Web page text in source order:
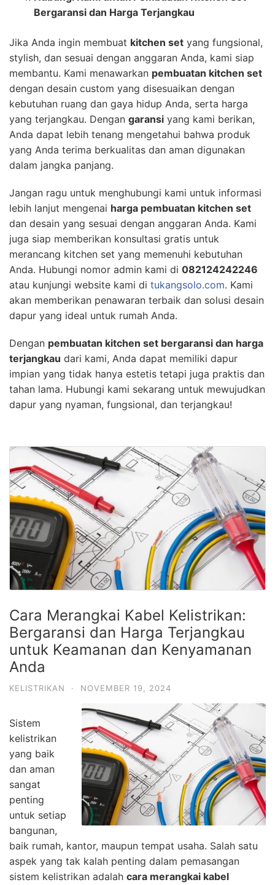
Bergaransi dan Harga Terjangkau
Jika Anda ingin membuat kitchen set yang fungsional,
stylish, dan sesuai dengan anggaran Anda, kami siap
membantu. Kami menawarkan pembuatan kitchen set
dengan desain custom yang disesuaikan dengan
kebutuhan ruang dan gaya hidup Anda, serta harga
yang terjangkau. Dengan garansi yang kami berikan,
Anda dapat lebih tenang mengetahui bahwa produk
yang Anda terima berkualitas dan aman digunakan
dalam jangka panjang.
Jangan ragu untuk menghubungi kami untuk informasi
lebih lanjut mengenai harga pembuatan kitchen set
dan desain yang sesuai dengan anggaran Anda. Kami
juga siap memberikan konsultasi gratis untuk
merancang kitchen set yang memenuhi kebutuhan
Anda. Hubungi nomor admin kami di 082124242246
atau kunjungi website kami di tukangsolo.com. Kami
akan memberikan penawaran terbaik dan solusi desain
dapur yang ideal untuk rumah Anda.
Dengan pembuatan kitchen set bergaransi dan harga
terjangkau dari kami, Anda dapat memiliki dapur
impian yang tidak hanya estetis tetapi juga praktis dan
tahan lama. Hubungi kami sekarang untuk mewujudkan
dapur yang nyaman, fungsional, dan terjangkau!
Cara Merangkai Kabel Kelistrikan:
Bergaransi dan Harga Terjangkau
untuk Keamanan dan Kenyamanan
Anda
KELISTRIKAN · NOVEMBER 19, 2024
Sistem
kelistrikan
yang baik
dan aman
sangat
penting
untuk setiap
bangunan,
baik rumah, kantor, maupun tempat usaha. Salah satu
aspek yang tak kalah penting dalam pemasangan
sistem kelistrikan adalah cara merangkai kabel